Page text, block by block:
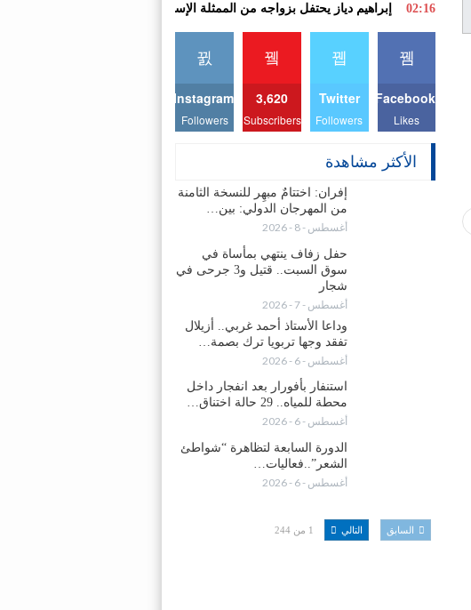
02:16
إبراهيم دياز يحتفل بزواجه من الممثلة الإسبانية لوزا مينديز
Facebook
Likes
Twitter
Followers
3,620
Subscribers
Instagram
Followers
الأكثر مشاهدة
إفران: اختتامٌ مبهِر للنسخة الثامنة
من المهرجان الدولي: بين…
أغسطس - 8 - 2026
حفل زفاف ينتهي بمأساة في
سوق السبت.. قتيل و3 جرحى في
شجار
أغسطس - 7 - 2026
وداعا الأستاذ أحمد غربي.. أزيلال
تفقد وجها تربويا ترك بصمة…
أغسطس - 6 - 2026
استنفار بأفورار بعد انفجار داخل
محطة للمياه.. 29 حالة اختناق…
أغسطس - 6 - 2026
الدورة السابعة لتظاهرة “شواطئ
الشعر”..فعاليات…
أغسطس - 6 - 2026
السابق التالي 1 من 244